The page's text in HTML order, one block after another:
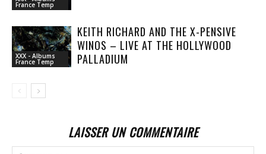
France Temp
XXX - Albums
France Temp
KEITH RICHARD AND THE X-PENSIVE
WINOS – LIVE AT THE HOLLYWOOD
PALLADIUM
LAISSER UN COMMENTAIRE